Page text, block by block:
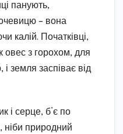
панують,
– вона
калій. Початківці,
овес з горохом, для
і земля заспіває від
і серце, б’є по
ніби природний